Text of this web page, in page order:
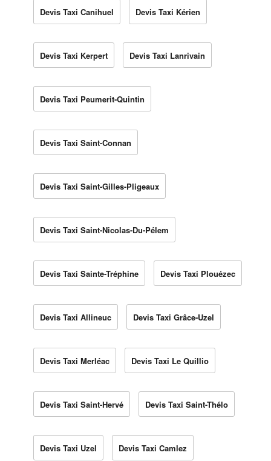
Devis Taxi Canihuel Devis Taxi Kérien
Devis Taxi Kerpert Devis Taxi Lanrivain
Devis Taxi Peumerit-Quintin
Devis Taxi Saint-Connan
Devis Taxi Saint-Gilles-Pligeaux
Devis Taxi Saint-Nicolas-Du-Pélem
Devis Taxi Sainte-Tréphine Devis Taxi Plouézec
Devis Taxi Allineuc Devis Taxi Grâce-Uzel
Devis Taxi Merléac Devis Taxi Le Quillio
Devis Taxi Saint-Hervé Devis Taxi Saint-Thélo
Devis Taxi Uzel Devis Taxi Camlez